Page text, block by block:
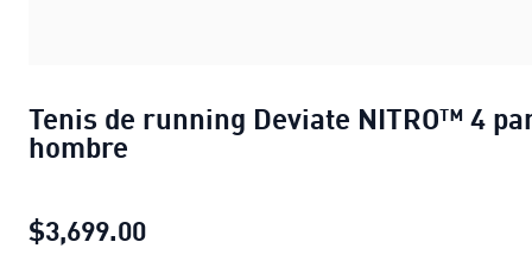
Tenis de running Deviate NITRO™ 4
hombre
$3,699.00